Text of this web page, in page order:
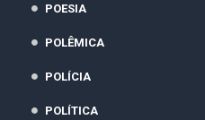
POESIA
POLÊMICA
POLÍCIA
POLÍTICA